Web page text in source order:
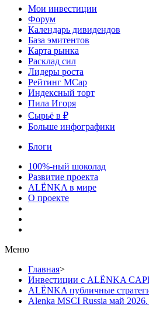
Мои инвестиции
Форум
Календарь дивидендов
База эмитентов
Карта рынка
Расклад сил
Лидеры роста
Рейтинг MCap
Индексный торт
Пила Игоря
Сырьё в ₽
Больше инфографики
Блоги
100%-ный шоколад
Развитие проекта
ALЁNKA в мире
О проекте
Меню
Главная>
Инвестиции с ALЁNKA
ALЁNKA публичные
Alenka MSCI Russia май